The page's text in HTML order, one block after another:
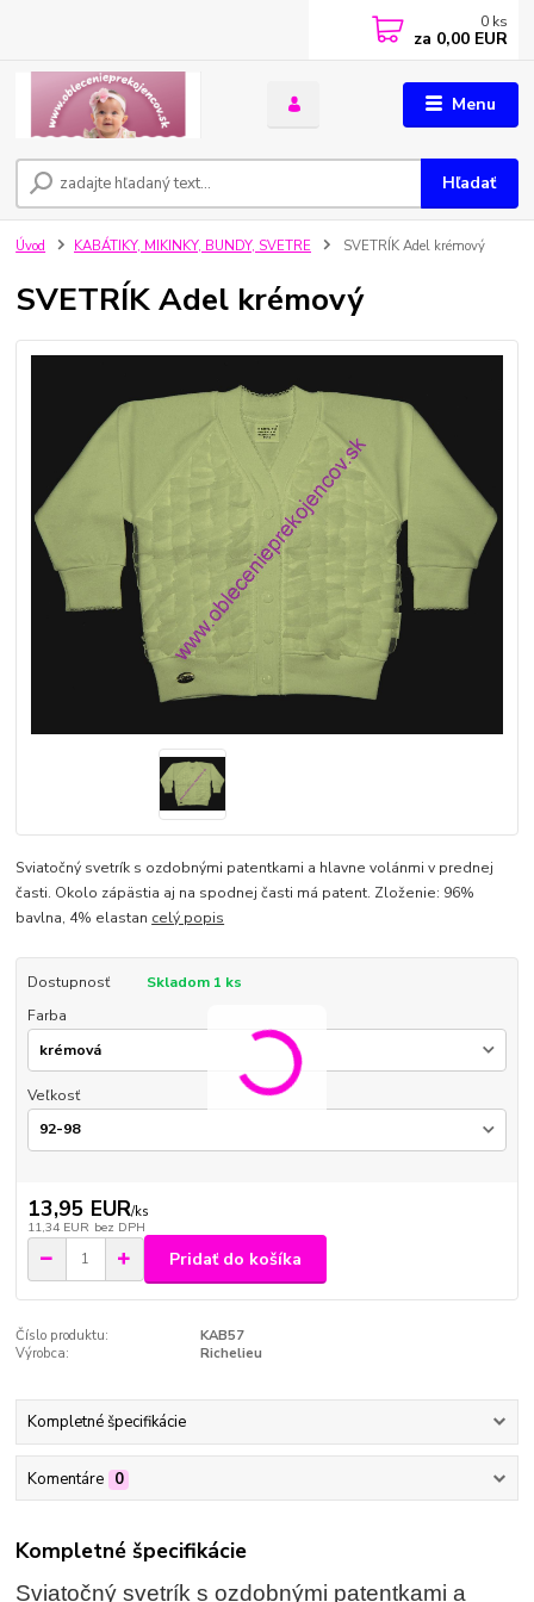
Menu
Hľadať
0 ks
za 0,00 EUR
Úvod KABÁTIKY, MIKINKY, BUNDY, SVETRE SVETRÍK Adel krémový
SVETRÍK Adel krémový
Sviatočný svetrík s ozdobnými patentkami a hlavne volánmi v prednej
časti. Okolo zápästia aj na spodnej časti má patent. Zloženie: 96%
bavlna, 4% elastan celý popis
Dostupnosť
Skladom 1 ks
Farba
Veľkosť
13,95 EUR/ks
11,34 EUR bez DPH
Pridať do košíka
Číslo produktu:
KAB57
Výrobca:
Richelieu
Kompletné špecifikácie
Komentáre 0
Kompletné špecifikácie
Sviatočný svetrík s ozdobnými patentkami a